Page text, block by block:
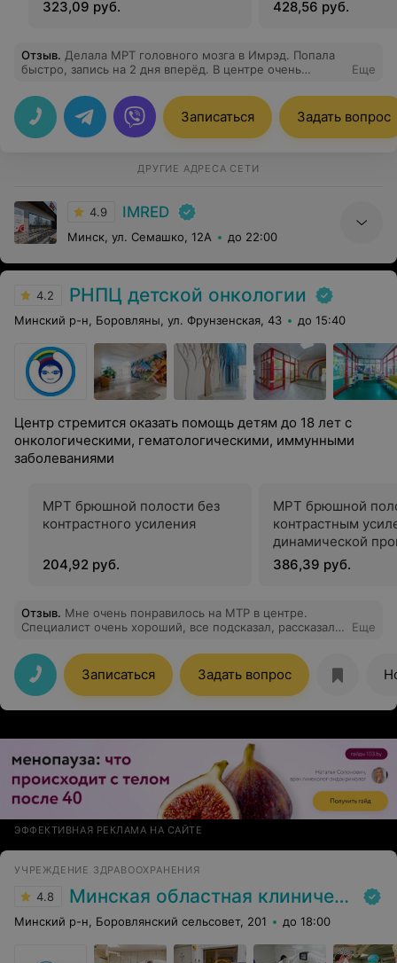
323,09 руб. 428,56 руб.
Отзыв. Делала МРТ головного мозга в Имрэд. Попала
быстро, запись на 2 дня вперёд. В центре очень
своему времени. Огромный холл, где спокойно ждёшь
результаты диагностики. Описание МРТ мне отдали
подробное, плюс запись на диске. Спасибо врачу Е.А.,
подробное заключение, мой невролог отметила
Еще
Записаться Задать вопрос
ДРУГИЕ АДРЕСА СЕТИ
4.9 IMRED
Минск, ул. Семашко, 12А до 22:00
4.2 РНПЦ детской онкологии
Минский р-н, Боровляны, ул. Фрунзенская, 43 до 15:40
Центр стремится оказать помощь детям до 18 лет с
онкологическими, гематологическими, иммунными
заболеваниями
МРТ брюшной полости без
контрастного усиления
204,92 руб.
МРТ брюшной
контрастным
динамической
386,39 руб.
Отзыв. Мне очень понравилось на МТР в центре.
Специалист очень хороший, все подсказал, рассказал,
Еще
Записаться Задать вопрос
ЭФФЕКТИВНАЯ РЕКЛАМА НА САЙТЕ
УЧРЕЖДЕНИЕ ЗДРАВООХРАНЕНИЯ
4.8 Минская областная клиническая больница
Минский р-н, Боровлянский сельсовет, 201 до 18:00